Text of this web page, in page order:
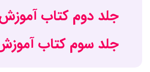
جلد دوم کتاب
جلد سوم کتاب